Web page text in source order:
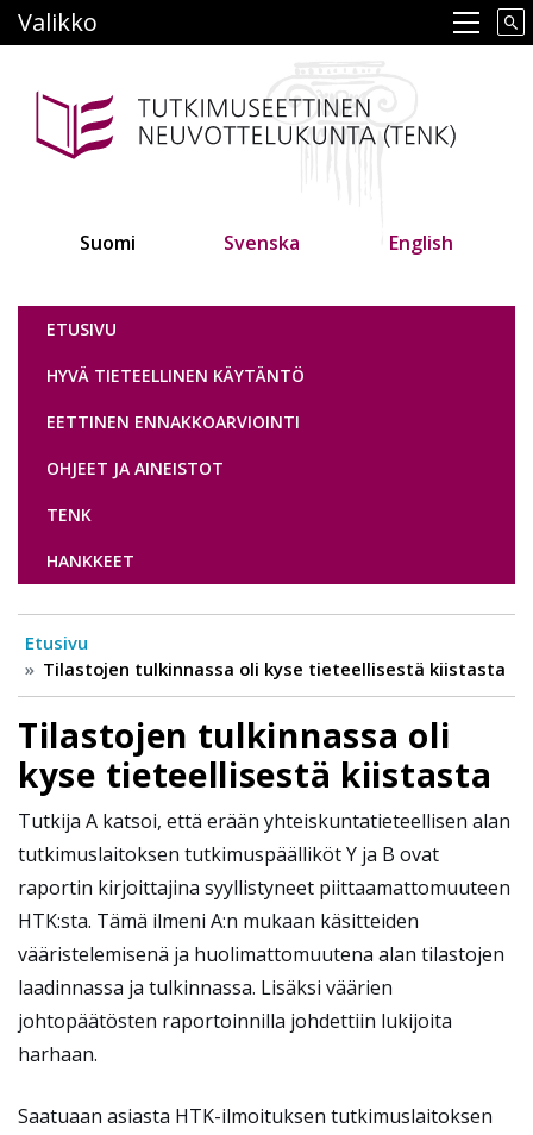
pääsisältöön
Main navigation
Valikko
Suomi Svenska English
Tutkimuseettinen neuvottelukunta
ETUSIVU
HYVÄ TIETEELLINEN KÄYTÄNTÖ
EETTINEN ENNAKKOARVIOINTI
OHJEET JA AINEISTOT
TENK
HANKKEET
Etusivu
Tilastojen tulkinnassa oli kyse tieteellisestä kiistasta
Tilastojen tulkinnassa oli
kyse tieteellisestä kiistasta
Tutkija A katsoi, että erään yhteiskuntatieteellisen alan
tutkimuslaitoksen tutkimuspäälliköt Y ja B ovat
raportin kirjoittajina syyllistyneet piittaamattomuuteen
HTK:sta. Tämä ilmeni A:n mukaan käsitteiden
vääristelemisenä ja huolimattomuutena alan tilastojen
laadinnassa ja tulkinnassa. Lisäksi väärien
johtopäätösten raportoinnilla johdettiin lukijoita
harhaan.
Saatuaan asiasta HTK-ilmoituksen tutkimuslaitoksen